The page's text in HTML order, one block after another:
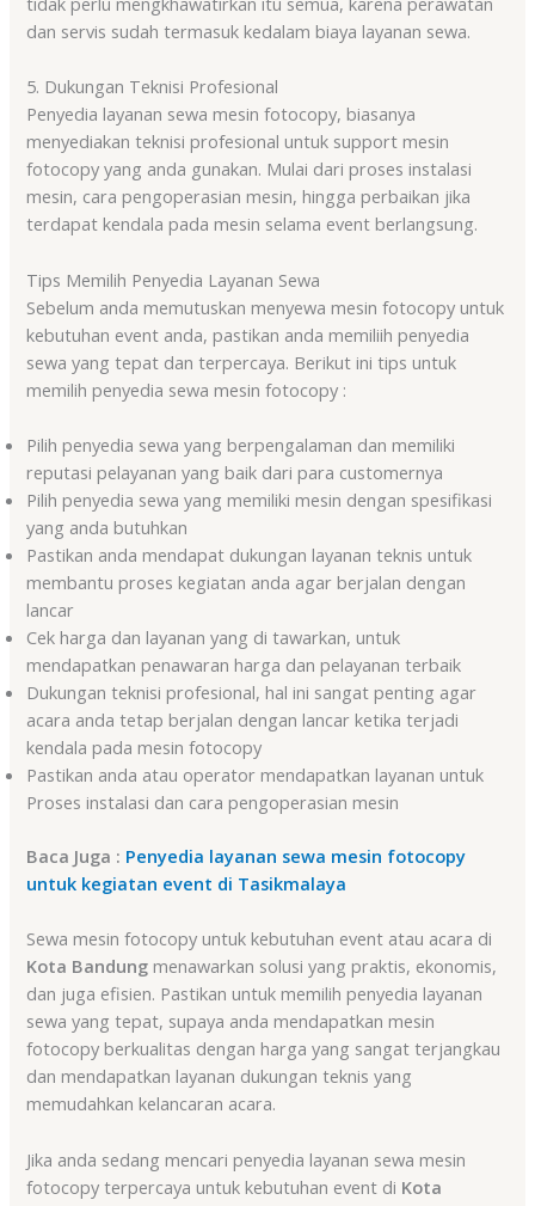
dan servis sudah termasuk kedalam biaya layanan sewa.
5. Dukungan Teknisi Profesional
Penyedia layanan sewa mesin fotocopy, biasanya
menyediakan teknisi profesional untuk support mesin
fotocopy yang anda gunakan. Mulai dari proses instalasi
mesin, cara pengoperasian mesin, hingga perbaikan jika
terdapat kendala pada mesin selama event berlangsung.
Tips Memilih Penyedia Layanan Sewa
Sebelum anda memutuskan menyewa mesin fotocopy untuk
kebutuhan event anda, pastikan anda memiliih penyedia
sewa yang tepat dan terpercaya. Berikut ini tips untuk
memilih penyedia sewa mesin fotocopy :
Pilih penyedia sewa yang berpengalaman dan memiliki
reputasi pelayanan yang baik dari para customernya
Pilih penyedia sewa yang memiliki mesin dengan spesifikasi
yang anda butuhkan
Pastikan anda mendapat dukungan layanan teknis untuk
membantu proses kegiatan anda agar berjalan dengan
lancar
Cek harga dan layanan yang di tawarkan, untuk
mendapatkan penawaran harga dan pelayanan terbaik
Dukungan teknisi profesional, hal ini sangat penting agar
acara anda tetap berjalan dengan lancar ketika terjadi
kendala pada mesin fotocopy
Pastikan anda atau operator mendapatkan layanan untuk
Proses instalasi dan cara pengoperasian mesin
Baca Juga : Penyedia layanan sewa mesin fotocopy
untuk kegiatan event di Tasikmalaya
Sewa mesin fotocopy untuk kebutuhan event atau acara di
Kota Bandung menawarkan solusi yang praktis, ekonomis,
dan juga efisien. Pastikan untuk memilih penyedia layanan
sewa yang tepat, supaya anda mendapatkan mesin
fotocopy berkualitas dengan harga yang sangat terjangkau
dan mendapatkan layanan dukungan teknis yang
memudahkan kelancaran acara.
Jika anda sedang mencari penyedia layanan sewa mesin
fotocopy terpercaya untuk kebutuhan event di Kota